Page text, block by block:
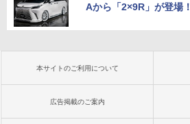
Aから「2×9R」が登場！
本サイトのご利用について
広告掲載のご案内